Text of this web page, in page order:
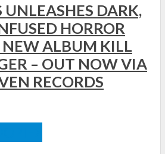
UNLEASHES DARK,
HORROR
ALBUM KILL
– OUT NOW VIA
RECORDS